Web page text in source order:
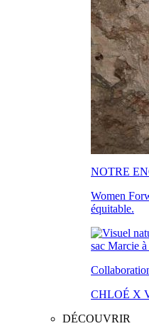
NOTRE
Women
équitable.
CHLOÉ X
DÉCOUVRIR